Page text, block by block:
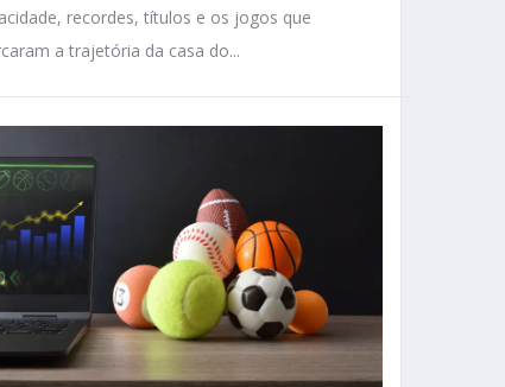
recordes, títulos e os jogos que
a trajetória da casa do...